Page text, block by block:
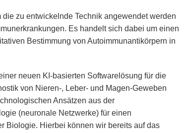
die zu entwickelnde Technik angewendet werden
Es handelt sich dabei um einen
Bestimmung von Autoimmunantikörpern in
neuen KI-basierten Softwarelösung für die
von Nieren-, Leber- und Magen-Geweben
Ansätzen aus der
(neuronale Netzwerke) für einen
Biologie. Hierbei können wir bereits auf das